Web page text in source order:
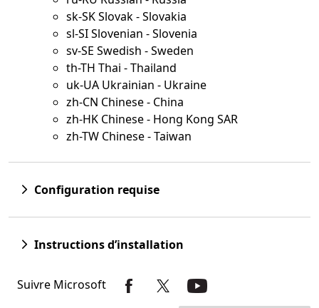
sk-SK Slovak - Slovakia
sl-SI Slovenian - Slovenia
sv-SE Swedish - Sweden
th-TH Thai - Thailand
uk-UA Ukrainian - Ukraine
zh-CN Chinese - China
zh-HK Chinese - Hong Kong SAR
zh-TW Chinese - Taiwan
Configuration requise
Instructions d’installation
Suivre Microsoft